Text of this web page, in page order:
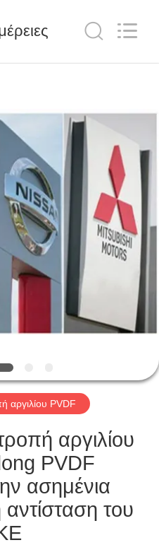
αργιλίου PVDF
αργιλίου
PVDF
ασημένια
αντίσταση του